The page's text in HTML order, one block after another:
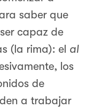
saber que
capaz de
(la rima): el al
los
de
a trabajar